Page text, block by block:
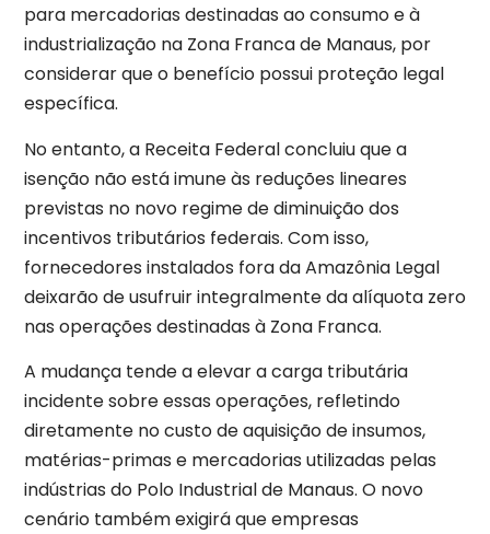
para mercadorias destinadas ao consumo e à
industrialização na Zona Franca de Manaus, por
considerar que o benefício possui proteção legal
específica.
No entanto, a Receita Federal concluiu que a
isenção não está imune às reduções lineares
previstas no novo regime de diminuição dos
incentivos tributários federais. Com isso,
fornecedores instalados fora da Amazônia Legal
deixarão de usufruir integralmente da alíquota zero
nas operações destinadas à Zona Franca.
A mudança tende a elevar a carga tributária
incidente sobre essas operações, refletindo
diretamente no custo de aquisição de insumos,
matérias-primas e mercadorias utilizadas pelas
indústrias do Polo Industrial de Manaus. O novo
cenário também exigirá que empresas